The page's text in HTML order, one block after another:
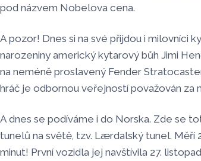
pod názvem Nobelova cena.
A pozor! Dnes si na své přijdou i milovníci
narozeniny americký kytarový bůh Jimi
na neméně proslavený Fender
hráč je odbornou veřejností považován za
A dnes se podíváme i do Norska. Zde se
tunelů na světě, tzv. Lærdalský tunel. Měří
minut! První vozidla jej navštívila 27.